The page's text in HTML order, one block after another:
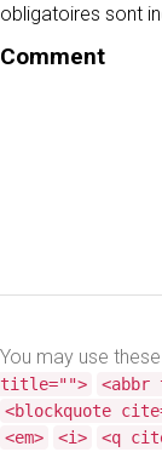
PARE-
QUE
?
obligatoires sont
Comment
You may use these
title="">
<blockquote
<em>
<i> <q